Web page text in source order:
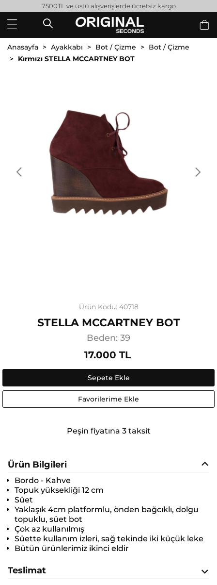
7500TL ve üstü alışverişlerde ücretsiz kargo
Anasayfa Ayakkabı Bot / Çizme
Bot / Çizme
Kırmızı STELLA MCCARTNEY BOT
Ürün Kodu: 40718
STELLA MCCARTNEY BOT
Beden: 39
17.000 TL
Sepete Ekle
Favorilerime Ekle
Peşin fiyatına 3 taksit
Ürün Bilgileri
Bordo - Kahve
Topuk yüksekliği 12 cm
Süet
Yaklaşık 4cm platformlu, önden bağcıklı, dolgu
topuklu, süet bot
Çok az kullanılmış
Süette kullanım izleri, sağ tekinde iki küçük leke
Bütün ürünlerimiz ikinci eldir
Teslimat